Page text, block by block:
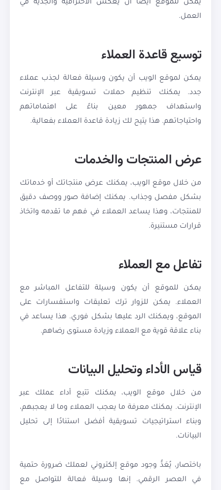
يمكن للموقع أيضًا أن يعكس الاحترافية والجدية في
العمل.
توسيع قاعدة العملاء
يمكن لموقع الويب أن يكون وسيلة فعالة لجذب عملاء
جدد. يمكنك تنظيم حملات تسويقية عبر الإنترنت
واستهداف جمهور معين بناءً على اهتماماتهم
واحتياجاتهم. هذا يتيح لك زيادة قاعدة العملاء بفعالية.
عرض المنتجات والخدمات
من خلال موقع الويب، يمكنك عرض منتجاتك أو خدماتك
بشكل مفصل وجذاب. يمكنك إضافة صور ووصف دقيق
للمنتجات، وهذا يساعد العملاء في فهم ما تقدمه واتخاذ
قرارات مستنيرة.
تفاعل مع العملاء
يمكن للموقع أن يكون وسيلة للتفاعل المباشر مع
العملاء. يمكن للزوار ترك تعليقات واستفسارات على
الموقع، ويمكنك الرد عليها بشكل فوري. هذا يساعد في
بناء علاقة قوية مع العملاء وزيادة مستوى رضاهم.
قياس الأداء وتحليل البيانات
من خلال موقع الويب، يمكنك تتبع أداء عملك عبر
الإنترنت. يمكنك معرفة ما يعجب العملاء وما لا يعجبهم،
وبناء استراتيجيات تسويقية أفضل استنادًا إلى تحليل
البيانات.
باختصار، يُعَدُّ وجود موقع إلكتروني لعملك ضرورة حتمية
في العصر الرقمي. إنها وسيلة فعالة للتواصل مع